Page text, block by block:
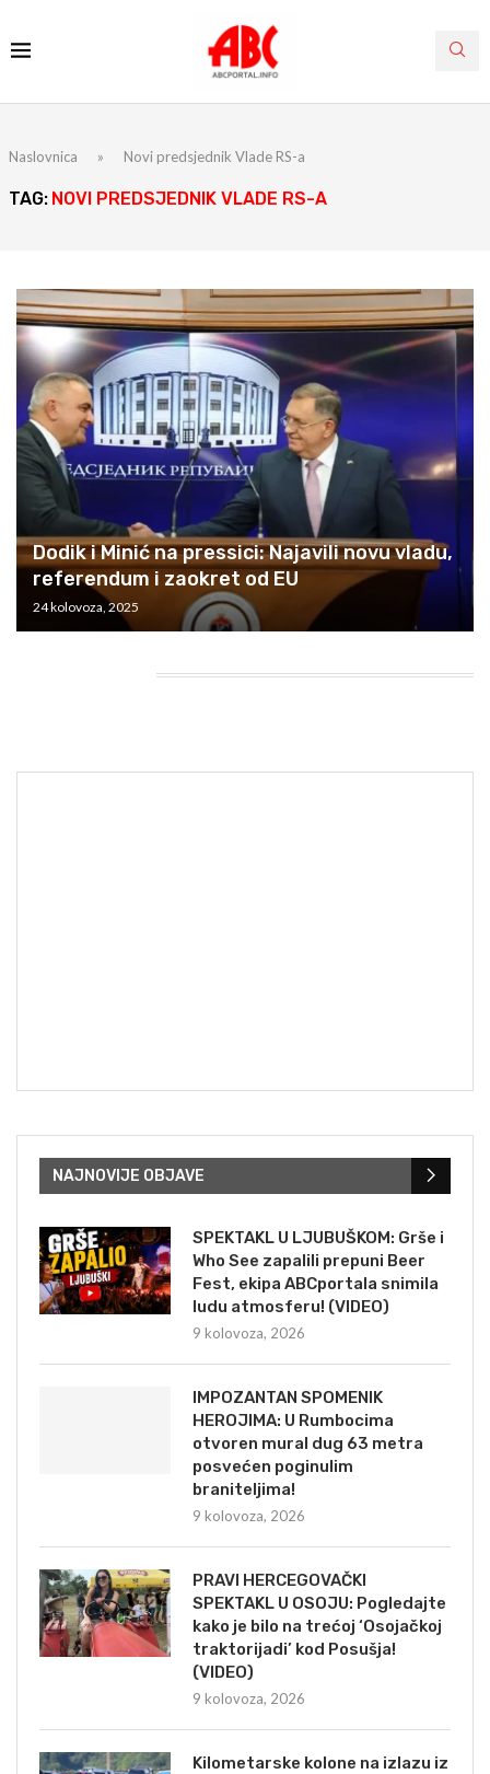
Naslovnica » Novi predsjednik Vlade RS-a
TAG: NOVI PREDSJEDNIK VLADE RS-A
Dodik i Minić na pressici: Najavili novu vladu,
referendum i zaokret od EU
24 kolovoza, 2025
NAJNOVIJE OBJAVE
SPEKTAKL U LJUBUŠKOM: Grše i
Who See zapalili prepuni Beer
Fest, ekipa ABCportala snimila
ludu atmosferu! (VIDEO)
9 kolovoza, 2026
IMPOZANTAN SPOMENIK
HEROJIMA: U Rumbocima
otvoren mural dug 63 metra
posvećen poginulim
braniteljima!
9 kolovoza, 2026
PRAVI HERCEGOVAČKI
SPEKTAKL U OSOJU: Pogledajte
kako je bilo na trećoj ‘Osojačkoj
traktorijadi’ kod Posušja!
(VIDEO)
9 kolovoza, 2026
Kilometarske kolone na izlazu iz